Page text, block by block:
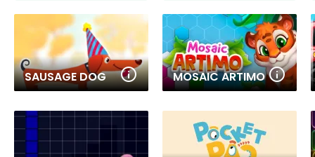
SAUSAGE DOG MOSAIC ARTIMO